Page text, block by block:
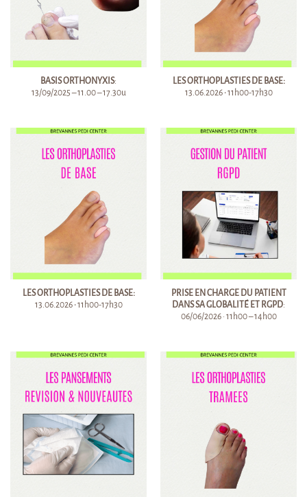
BASIS ORTHONYXIS:
13/09/2025 – 11.00 – 17.30u
LES ORTHOPLASTIES DE BASE:
13.06.2026 • 11h00-17h30
LES ORTHOPLASTIES DE BASE:
13.06.2026 • 11h00-17h30
PRISE EN CHARGE DU PATIENT
DANS SA GLOBALITÉ ET RGPD:
06/06/2026 · 11h00 – 14h00